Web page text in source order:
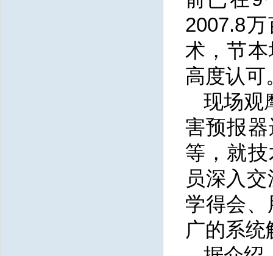
2007.8
术，节
高度认可
现场观
害预报
等，就
员深入
学得会
广的系统